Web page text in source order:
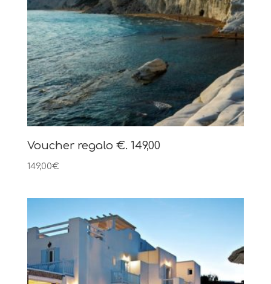
Voucher regalo €. 149,00
149,00€